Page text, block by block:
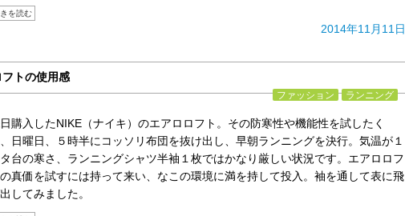
を読む
2014年11月11日
トの使用感
ファッション ランニング
購入したNIKE（ナイキ）のエアロロフト。その防寒性や機能性を試したく
日曜日、５時半にコッソリ布団を抜け出し、早朝ランニングを決行。気温が１
台の寒さ、ランニングシャツ半袖１枚ではかなり厳しい状況です。エアロロフ
の真価を試すには持って来い、なこの環境に満を持して投入。袖を通して表に飛
してみました。